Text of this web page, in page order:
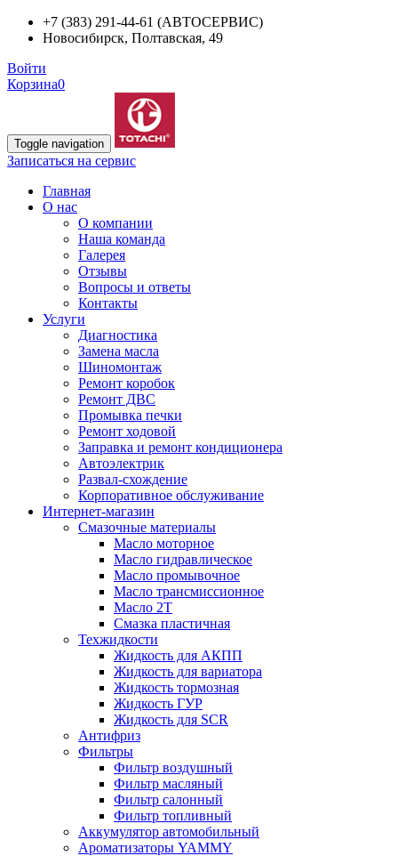
+7 (383) 291-44-61 (АВТОСЕРВИС)
Новосибирск, Полтавская, 49
Войти
Корзина0
Toggle navigation
Записаться на сервис
Главная
О нас
О компании
Наша команда
Галерея
Отзывы
Вопросы и ответы
Контакты
Услуги
Диагностика
Замена масла
Шиномонтаж
Ремонт коробок
Ремонт ДВС
Промывка печки
Ремонт ходовой
Заправка и ремонт кондиционера
Автоэлектрик
Развал-схождение
Корпоративное обслуживание
Интернет-магазин
Смазочные материалы
Масло моторное
Масло гидравлическое
Масло промывочное
Масло трансмиссионное
Масло 2Т
Смазка пластичная
Техжидкости
Жидкость для АКПП
Жидкость для вариатора
Жидкость тормозная
Жидкость ГУР
Жидкость для SCR
Антифриз
Фильтры
Фильтр воздушный
Фильтр масляный
Фильтр салонный
Фильтр топливный
Аккумулятор автомобильный
Ароматизаторы YAMMY